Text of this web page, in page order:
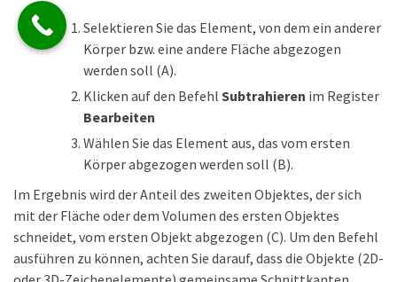
Selektieren Sie das Element, von dem ein anderer
Körper bzw. eine andere Fläche abgezogen
werden soll (A).
Klicken auf den Befehl Subtrahieren im Register
Bearbeiten
Wählen Sie das Element aus, das vom ersten
Körper abgezogen werden soll (B).
Im Ergebnis wird der Anteil des zweiten Objektes, der sich
mit der Fläche oder dem Volumen des ersten Objektes
schneidet, vom ersten Objekt abgezogen (C). Um den Befehl
ausführen zu können, achten Sie darauf, dass die Objekte (2D-